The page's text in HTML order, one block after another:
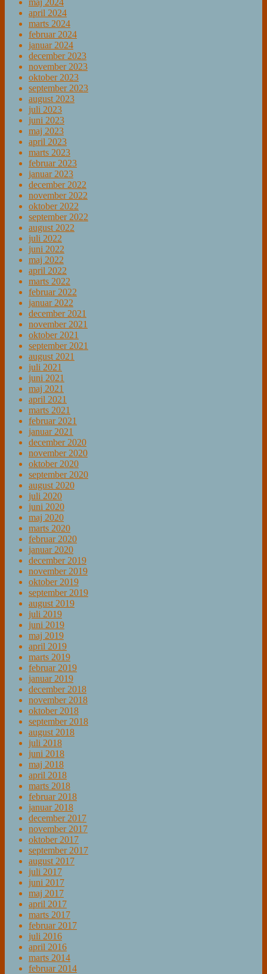
april 2024
marts 2024
februar 2024
januar 2024
december 2023
november 2023
oktober 2023
september 2023
august 2023
juli 2023
juni 2023
maj 2023
april 2023
marts 2023
februar 2023
januar 2023
december 2022
november 2022
oktober 2022
september 2022
august 2022
juli 2022
juni 2022
maj 2022
april 2022
marts 2022
februar 2022
januar 2022
december 2021
november 2021
oktober 2021
september 2021
august 2021
juli 2021
juni 2021
maj 2021
april 2021
marts 2021
februar 2021
januar 2021
december 2020
november 2020
oktober 2020
september 2020
august 2020
juli 2020
juni 2020
maj 2020
marts 2020
februar 2020
januar 2020
december 2019
november 2019
oktober 2019
september 2019
august 2019
juli 2019
juni 2019
maj 2019
april 2019
marts 2019
februar 2019
januar 2019
december 2018
november 2018
oktober 2018
september 2018
august 2018
juli 2018
juni 2018
maj 2018
april 2018
marts 2018
februar 2018
januar 2018
december 2017
november 2017
oktober 2017
september 2017
august 2017
juli 2017
juni 2017
maj 2017
april 2017
marts 2017
februar 2017
juli 2016
april 2016
marts 2014
februar 2014